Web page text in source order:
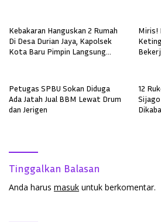
Kebakaran Hanguskan 2 Rumah
Di Desa Durian Jaya, Kapolsek
Kota Baru Pimpin Langsung
Miris!
Petugas SPBU Sokan Diduga
Ada Jatah Jual BBM Lewat Drum
dan Jerigen
12
Tinggalkan Balasan
Anda harus masuk untuk berkomentar.